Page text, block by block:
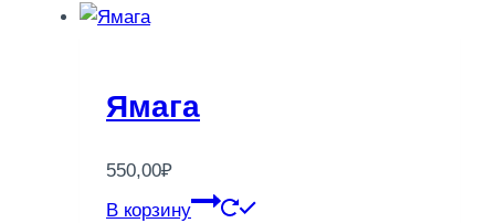
Ямага
550,00₽
В корзину